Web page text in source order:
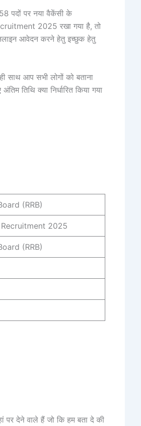
पदों पर नया वैकेंसी के
2025 रखा गया है, तो
आवेदन करने हेतु इच्छुक हेतु
साथ आप सभी लोगों को बताना
तिथि क्या निर्धारित किया गया
(RRB)
Recruitment 2025
(RRB)
देने वाले हैं जो कि हम बता दे की